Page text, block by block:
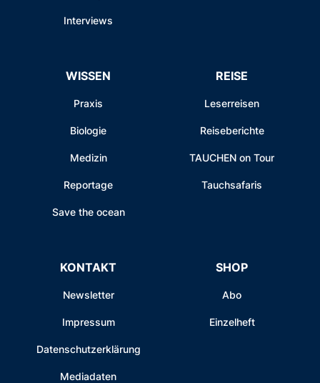
Interviews
WISSEN
Praxis
Biologie
Medizin
Reportage
Save the ocean
REISE
Leserreisen
Reiseberichte
TAUCHEN on Tour
Tauchsafaris
KONTAKT
Newsletter
Impressum
Datenschutzerklärung
Mediadaten
SHOP
Abo
Einzelheft